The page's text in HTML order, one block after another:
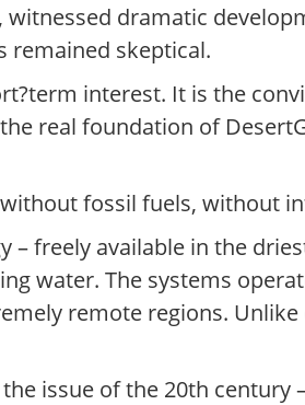
dramatic
remained skeptical.
interest. It is the
real foundation of
fossil fuels, without
– freely available in the
water. The systems
remote regions.
issue of the 20th